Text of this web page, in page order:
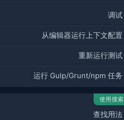
调试
从编辑器运行上下文配置
重新运行测试
运行 Gulp/Grunt/npm 任务
使用搜索
查找用法